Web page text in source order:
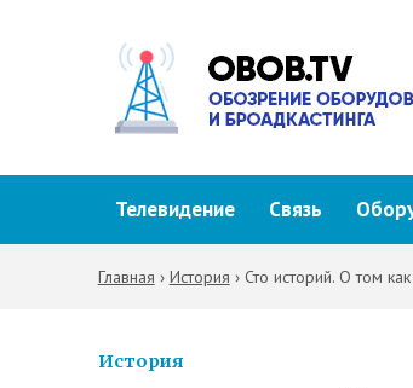
Телевидение Связь
Главная › История › Сто историй. О том
История